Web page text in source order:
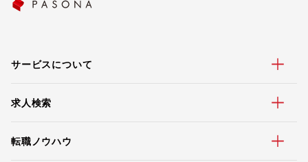
サービスについて
求人検索
転職ノウハウ